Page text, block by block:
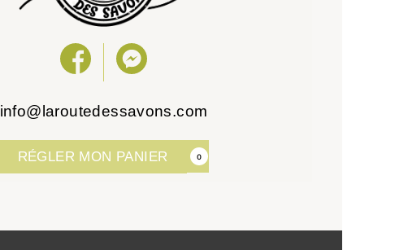
info@laroutedessavons.com
RÉGLER MON PANIER 0